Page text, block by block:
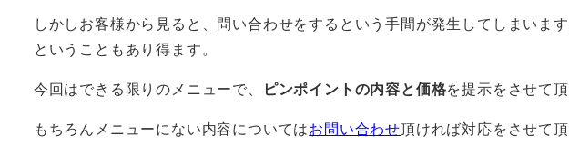
しかしお客様から見ると、問い合わせをするという手間が発生してしまい
ということもあり得ます。
今回はできる限りのメニューで、
ピンポイントの内容と価格を提示をさせて頂
もちろんメニューにない内容についてはお問い合わせ頂ければ対応をさせて頂